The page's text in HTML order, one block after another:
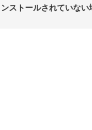
ストールされていない